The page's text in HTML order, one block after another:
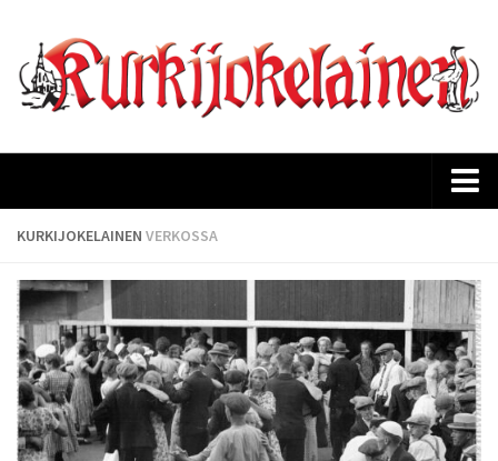
Etusivu
Kurkijokelaisen historia
Lehtiarkisto
Tilaus
Mediakortti
KURKIJOKELAINEN VERKOSSA